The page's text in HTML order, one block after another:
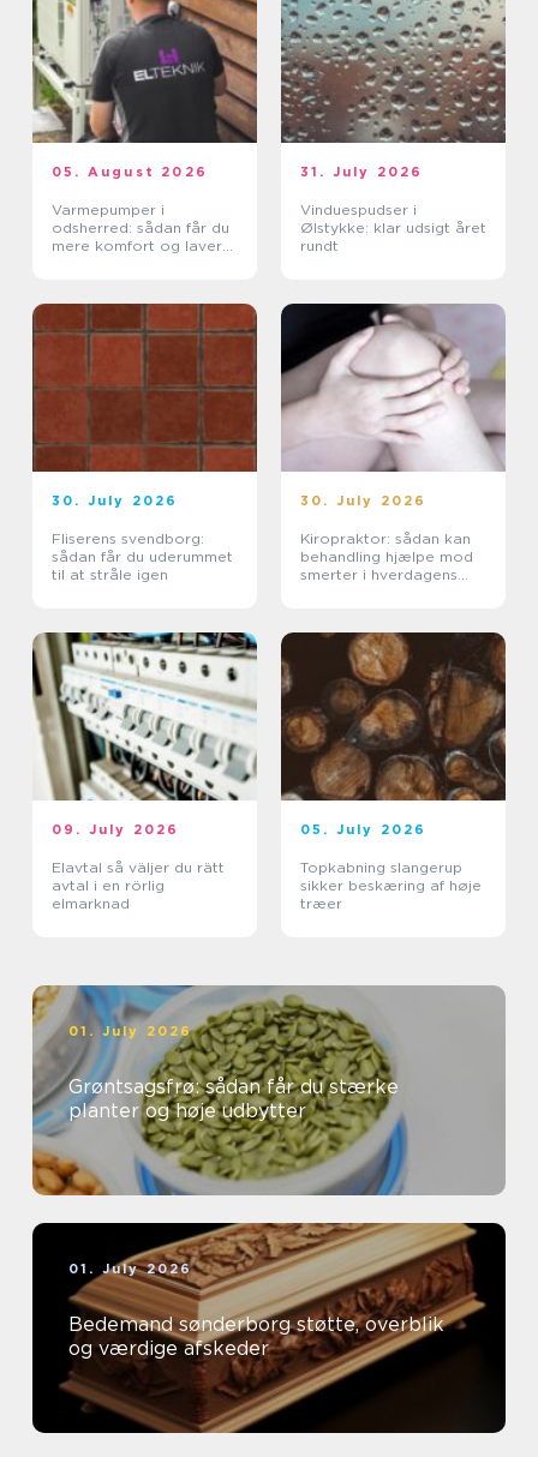
05. August 2026
Varmepumper i
odsherred: sådan får du
mere komfort og lavere
31. July 2026
Vinduespudser i
Ølstykke: klar udsigt året
rundt
30. July 2026
Fliserens svendborg:
sådan får du uderummet
til at stråle igen
30. July 2026
Kiropraktor: sådan kan
behandling hjælpe mod
smerter i hverdagens
09. July 2026
Elavtal så väljer du rätt
avtal i en rörlig
elmarknad
05. July 2026
Topkabning slangerup
sikker beskæring af høje
træer
01. July 2026
Grøntsagsfrø: sådan får du stærke
planter og høje udbytter
01. July 2026
Bedemand sønderborg støtte, overblik
og værdige afskeder